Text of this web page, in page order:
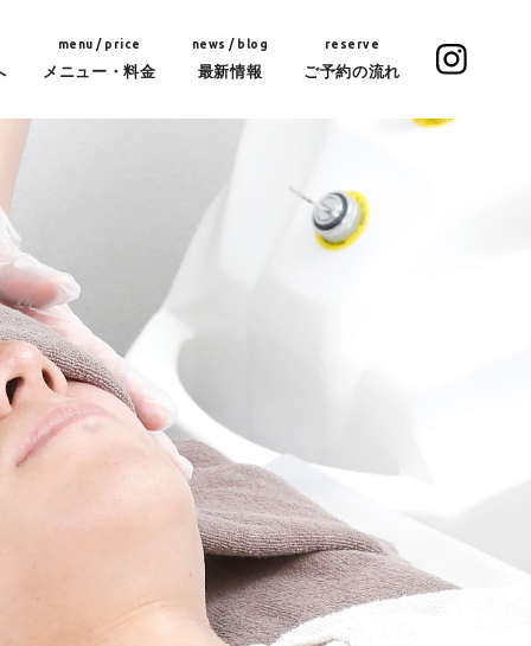
menu / price
メニュー・料金
news / blog
最新情報
reserve
ご予約の流れ